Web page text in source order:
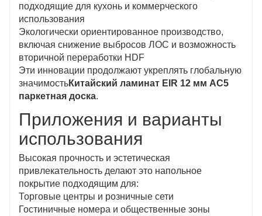
подходящие для кухонь и коммерческого
использования
Экологически ориентированное производство,
включая снижение выбросов ЛОС и возможность
вторичной переработки HDF
Эти инновации продолжают укреплять глобальную
значимостьКитайский ламинат EIR 12 мм AC5
паркетная доска.
Приложения и варианты
использования
Высокая прочность и эстетическая
привлекательность делают это напольное
покрытие подходящим для:
Торговые центры и розничные сети
Гостиничные номера и общественные зоны